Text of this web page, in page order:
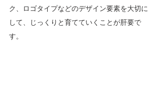
ク、ロゴタイプなどのデザイン要素を大切に
して、じっくりと育てていくことが肝要で
す。